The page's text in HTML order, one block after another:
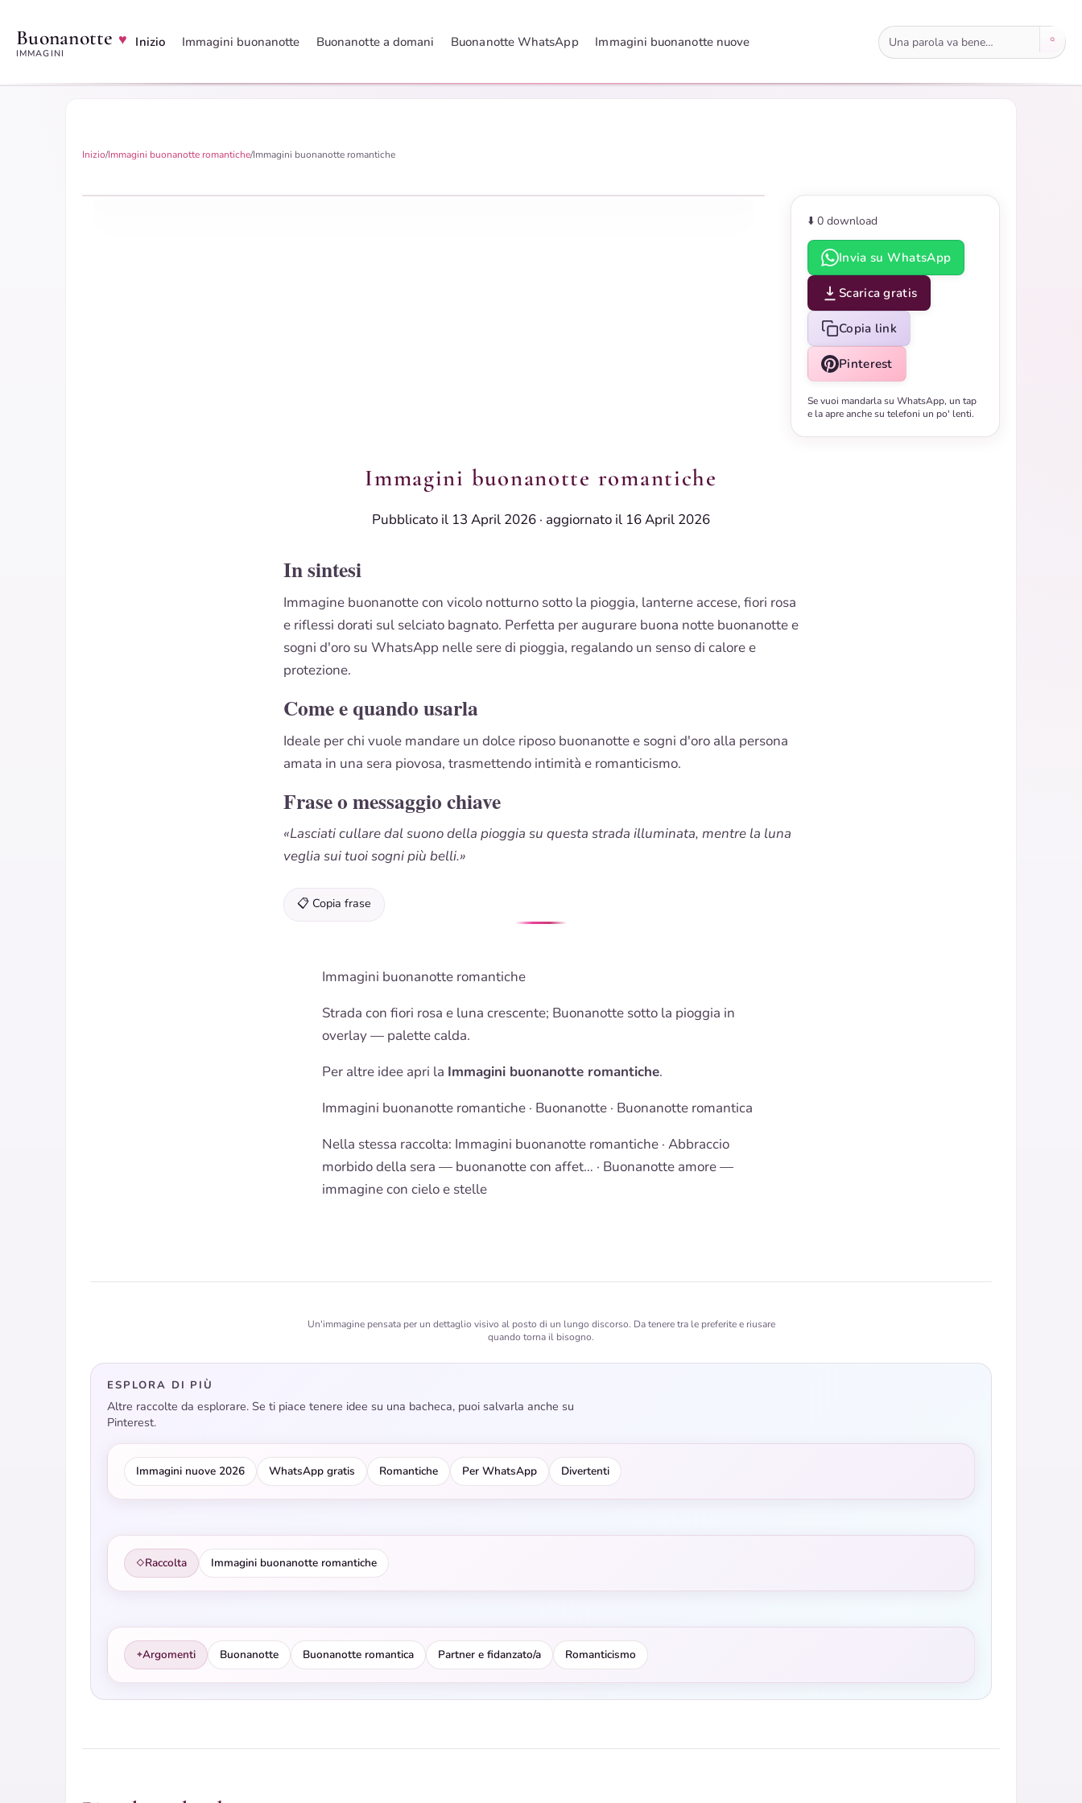
Buonanotte ♥
IMMAGINI
Inizio Immagini buonanotte Buonanotte a domani Buonanotte WhatsApp Immagini buonanotte nuove Cerca immagini
Inizio/Immagini buonanotte romantiche/Immagini buonanotte romantiche
⬇️ 0 download
Invia su WhatsApp
Scarica gratis
Copia link
Pinterest
Se vuoi mandarla su WhatsApp, un tap
e la apre anche su telefoni un po' lenti.
Immagini buonanotte romantiche
Pubblicato il 13 April 2026 · aggiornato il 16 April 2026
In sintesi
Immagine buonanotte con vicolo notturno sotto la pioggia, lanterne accese, fiori rosa
e riflessi dorati sul selciato bagnato. Perfetta per augurare buona notte buonanotte e
sogni d'oro su WhatsApp nelle sere di pioggia, regalando un senso di calore e
protezione.
Come e quando usarla
Ideale per chi vuole mandare un dolce riposo buonanotte e sogni d'oro alla persona
amata in una sera piovosa, trasmettendo intimità e romanticismo.
Frase o messaggio chiave
«Lasciati cullare dal suono della pioggia su questa strada illuminata, mentre la luna
veglia sui tuoi sogni più belli.»
📋 Copia frase
Immagini buonanotte romantiche
Strada con fiori rosa e luna crescente; Buonanotte sotto la pioggia in
overlay — palette calda.
Per altre idee apri la Immagini buonanotte romantiche.
Immagini buonanotte romantiche · Buonanotte · Buonanotte romantica
Nella stessa raccolta: Immagini buonanotte romantiche · Abbraccio
morbido della sera — buonanotte con affet… · Buonanotte amore —
immagine con cielo e stelle
Un'immagine pensata per un dettaglio visivo al posto di un lungo discorso. Da tenere tra le preferite e riusare
quando torna il bisogno.
ESPLORA DI PIÙ
Altre raccolte da esplorare. Se ti piace tenere idee su una bacheca, puoi salvarla anche su
Pinterest.
Immagini nuove 2026 WhatsApp gratis Romantiche Per WhatsApp Divertenti
◇Raccolta Immagini buonanotte romantiche
✦Argomenti Buonanotte Buonanotte romantica Partner e fidanzato/a Romanticismo